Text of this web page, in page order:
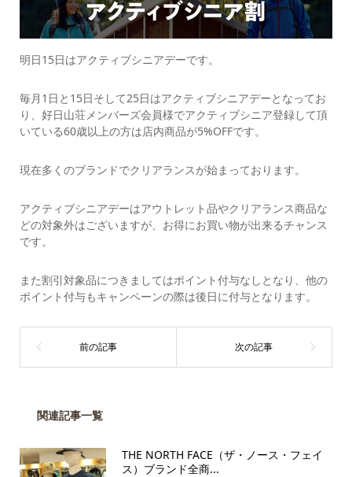
明日15日はアクティブシニアデーです。
毎月1日と15日そして25日はアクティブシニアデーとなってお
り、好日山荘メンバーズ会員様でアクティブシニア登録して頂
いている60歳以上の方は店内商品が5%OFFです。
現在多くのブランドでクリアランスが始まっております。
アクティブシニアデーはアウトレット品やクリアランス商品な
どの対象外はございますが、お得にお買い物が出来るチャンス
です。
また割引対象品につきましてはポイント付与なしとなり、他の
ポイント付与もキャンペーンの際は後日に付与となります。
関連記事一覧
THE NORTH FACE（ザ・ノース・フェイ
ス）ブランド全商...